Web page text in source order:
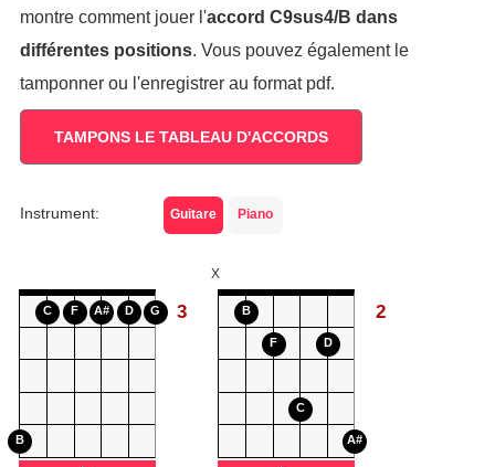
montre comment jouer l'accord C9sus4/B dans
différentes positions. Vous pouvez également le
tamponner ou l'enregistrer au format pdf.
TAMPONS LE TABLEAU D'ACCORDS
Instrument: Guitare Piano
B
C F A# D G 3 B
F
C
D
A#
X
2